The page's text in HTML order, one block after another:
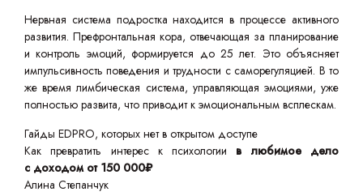
Нервная система подростка находится в процессе активного
развития. Префронтальная кора, отвечающая за планирование
и контроль эмоций, формируется до 25 лет. Это объясняет
импульсивность поведения и трудности с саморегуляцией. В то
же время лимбическая система, управляющая эмоциями, уже
полностью развита, что приводит к эмоциональным всплескам.
Гайды EDPRO, которых нет в открытом доступе
Как превратить интерес к психологии в любимое дело
с доходом от 150 000₽
Алина Степанчук